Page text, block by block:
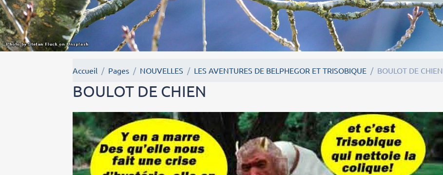
Accueil Pages NOUVELLES LES AVENTURES DE BELPHEGOR ET TRISOBIQUE BOULOT DE CHIEN
BOULOT DE CHIEN